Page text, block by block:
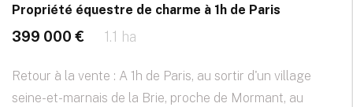
Propriété équestre de charme à 1h de Paris
399 000 € 1.1 ha
Retour à la vente : A 1h de Paris, au sortir d'un village
seine-et-marnais de la Brie, proche de Mormant, au